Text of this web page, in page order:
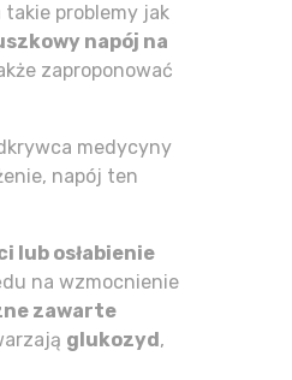
takie problemy jak
napój na
zaproponować
medycyny
napój ten
lub osłabienie
na wzmocnienie
zawarte
glukozyd ,